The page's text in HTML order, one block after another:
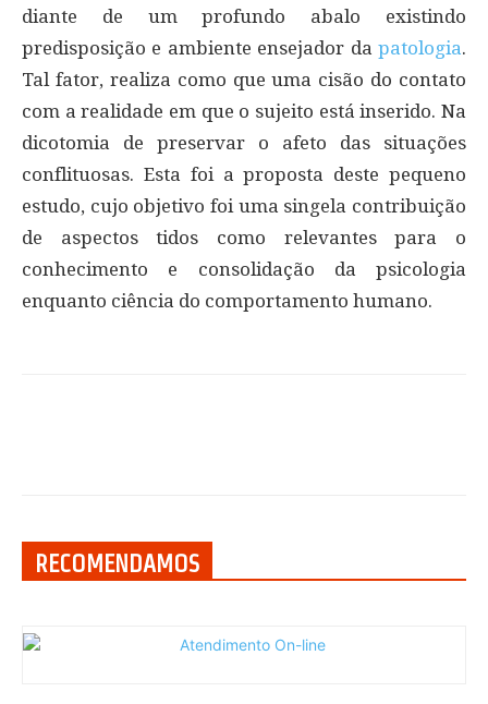
diante de um profundo abalo existindo
predisposição e ambiente ensejador da patologia.
Tal fator, realiza como que uma cisão do contato
com a realidade em que o sujeito está inserido. Na
dicotomia de preservar o afeto das situações
conflituosas. Esta foi a proposta deste pequeno
estudo, cujo objetivo foi uma singela contribuição
de aspectos tidos como relevantes para o
conhecimento e consolidação da psicologia
enquanto ciência do comportamento humano.
RECOMENDAMOS